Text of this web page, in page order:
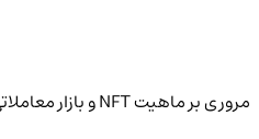
مروری بر ماهیت NFT و بازار معاملاتی آن